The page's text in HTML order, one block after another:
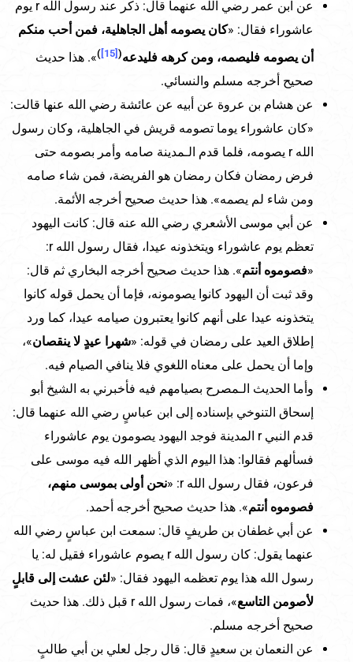
عن ابن عمر رضي الله عنهما قال: ذكر عند رسول الله r يوم
عاشوراء فقال: «كان يصومه أهل الجاهلية، فمن أحب منكم
أن يصومه فليصمه، ومن كرهه فليدعه(
[15]
)». هذا حديث
صحيح أخرجه مسلم والنسائي.
عن هشام بن عروة عن أبيه عن عائشة رضي الله عنها قالت:
«كان عاشوراء يوما تصومه قريش في الجاهلية، وكان رسول
الله r يصومه، فلما قدم الـمدينة صامه وأمر بصومه حتى
فرض رمضان فكان رمضان هو الفريضة، فمن شاء صامه
ومن شاء لم يصمه». هذا حديث صحيح أخرجه الأئمة.
عن أبي موسى الأشعري رضي الله عنه قال: كانت اليهود
تعظم يوم عاشوراء ويتخذونه عيدا، فقال رسول الله r:
«فصوموه أنتم». هذا حديث صحيح أخرجه البخاري ثم قال:
وقد ثبت أن اليهود كانوا يصومونه، فإما أن يحمل قوله كانوا
يتخذونه عيدا على أنهم كانوا يعتبرون صيامه عيدا، كما ورد
إطلاق العيد على رمضان في قوله: «شهرا عيدٍ لا ينقصان»،
وإما أن يحمل على معناه اللغوي فلا ينافي الصيام فيه.
وأما الحديث الـمصرح بصيامهم فيه فأخبرني به الشيخ أبو
إسحاق التنوخي بإسناده إلى ابن عباسٍ رضي الله عنهما قال:
قدم النبي r المدينة فوجد اليهود يصومون يوم عاشوراء
فسألهم فقالوا: هذا اليوم الذي أظهر الله فيه موسى على
فرعون، فقال رسول الله r: «
نحن أولى بموسى منهم،
فصوموه أنتم». هذا حديث صحيح أخرجه أحمد.
عن أبي غطفان بن طريفٍ قال: سمعت ابن عباسٍ رضي الله
عنهما يقول: كان رسول الله r يصوم عاشوراء فقيل له: يا
رسول الله هذا يوم تعظمه اليهود فقال: «لئن عشت إلى قابلٍ
لأصومن التاسع
»، فمات رسول الله r قبل ذلك. هذا حديث
صحيح أخرجه مسلم.
عن النعمان بن سعيدٍ قال: قال رجل لعلي بن أبي طالبٍ